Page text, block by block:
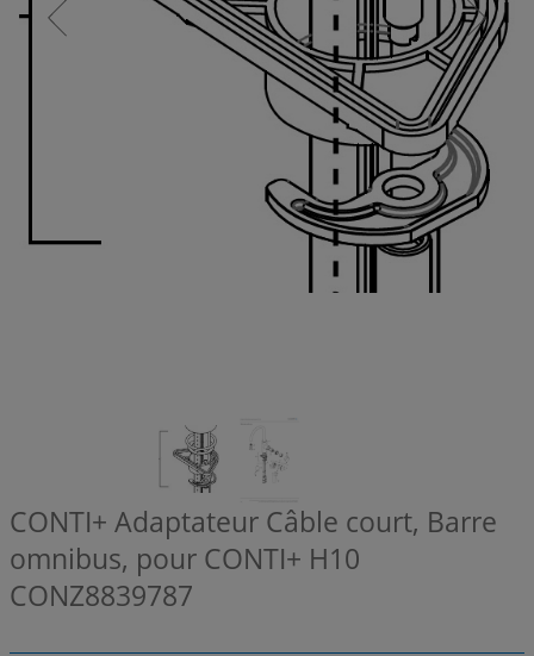
CONTI+ Adaptateur Câble court, Barre
omnibus, pour CONTI+ H10
CONZ8839787